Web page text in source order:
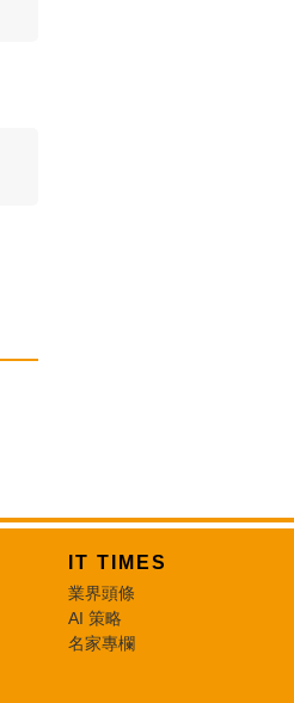
IT TIMES
業界頭條
AI 策略
名家專欄